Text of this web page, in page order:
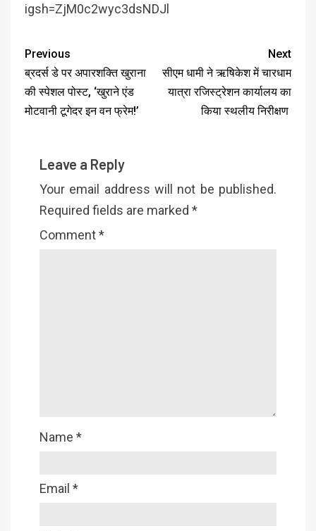
igsh=ZjM0c2wyc3dsNDJl
Previous
ब्रदर्स डे पर अपारशक्ति खुराना
की स्पेशल पोस्ट, ‘खुराने एंड
मोटवानी टूगेदर इन वन फ्रेम!’
Next
सीएम धामी ने ऋषिकेश में चारधाम
यात्रा रजिस्ट्रेशन कार्यालय का
किया स्थलीय निरीक्षण
Leave a Reply
Your email address will not be published.
Required fields are marked *
Comment*
Name *
Email *